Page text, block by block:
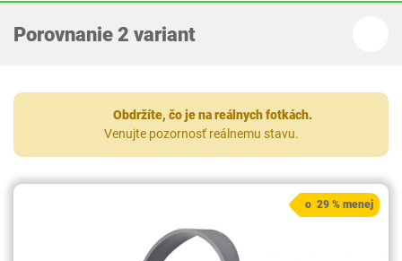
Porovnanie 2 variant
Obdržíte, čo je na reálnych fotkách.
Venujte pozornosť reálnemu stavu.
o 29 % menej